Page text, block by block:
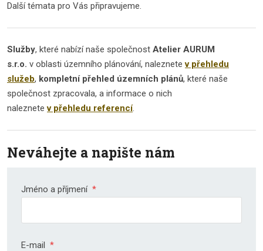
Další témata pro Vás připravujeme.
Služby, které nabízí naše společnost Atelier AURUM
s.r.o. v oblasti územního plánování, naleznetev přehledu
služeb, kompletní přehled územních plánů, které naše
společnost zpracovala, a informace o nich
naleznetev přehledu referencí.
Neváhejte a napište nám
Jméno a příjmení *
E-mail *